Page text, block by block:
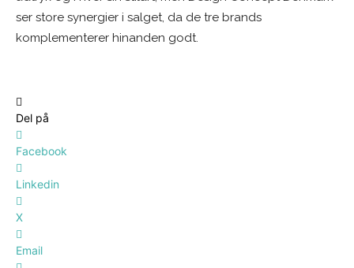
ser store synergier i salget, da de tre brands
komplementerer hinanden godt.
Del på
Facebook
Linkedin
X
Email